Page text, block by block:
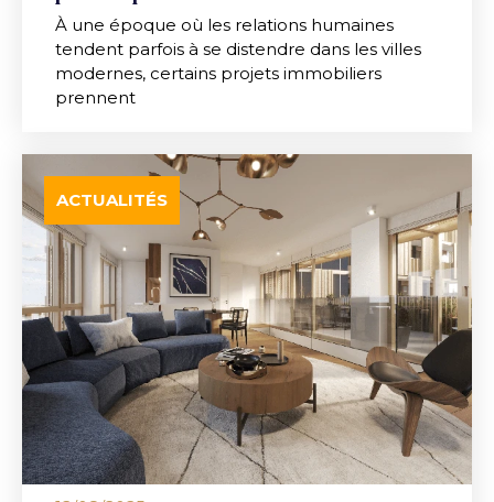
À une époque où les relations humaines
tendent parfois à se distendre dans les villes
modernes, certains projets immobiliers
prennent
ACTUALITÉS